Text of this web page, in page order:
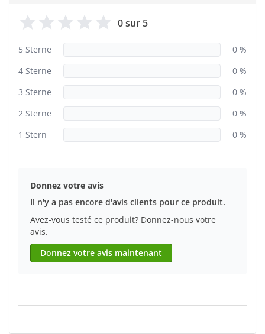
0 sur 5
5 Sterne
0 %
4 Sterne
0 %
3 Sterne
0 %
2 Sterne
0 %
1 Stern
0 %
Donnez votre avis
Il n'y a pas encore d'avis clients pour ce produit.
Avez-vous testé ce produit? Donnez-nous votre
avis.
Donnez votre avis maintenant